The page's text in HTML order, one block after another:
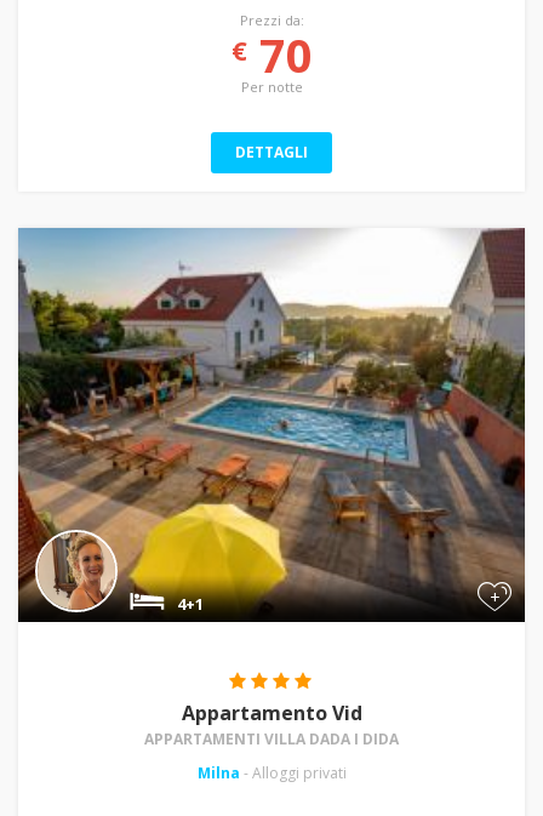
Prezzi da:
€70
Per notte
DETTAGLI
+
4+1
Appartamento Vid
APPARTAMENTI VILLA DADA I DIDA
Milna - Alloggi privati